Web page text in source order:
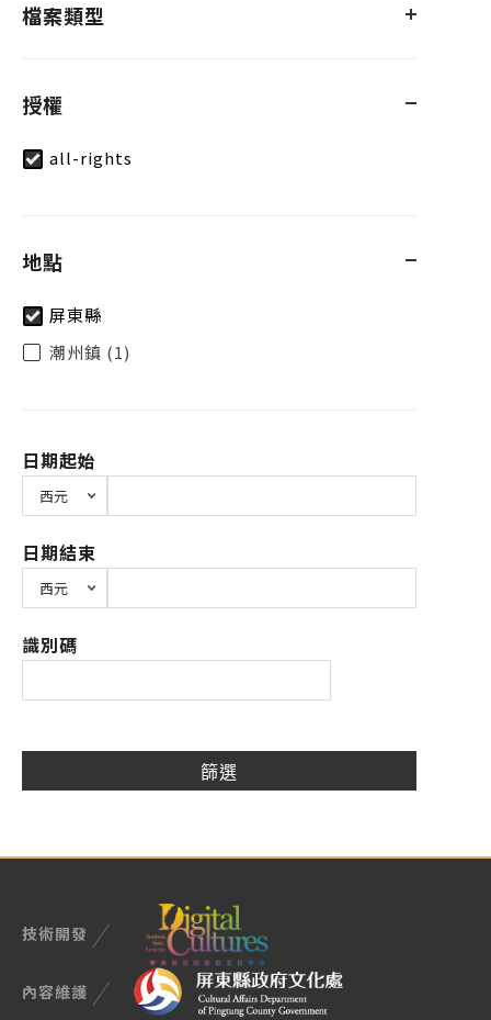
檔案類型
授權
all-rights
地點
屏東縣
潮州鎮 (1)
日期起始
日期結束
識別碼
技術開發
內容維護